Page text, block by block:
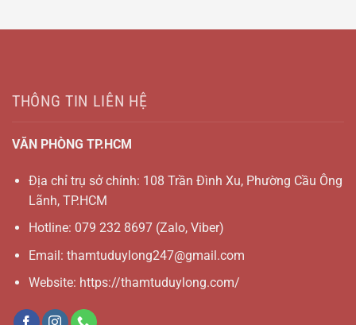
THÔNG TIN LIÊN HỆ
VĂN PHÒNG TP.HCM
Địa chỉ trụ sở chính: 108 Trần Đình Xu, Phường Cầu Ông
Lãnh, TP.HCM
Hotline: 079 232 8697(Zalo, Viber)
Email: thamtuduylong247@gmail.com
Website: https://thamtuduylong.com/